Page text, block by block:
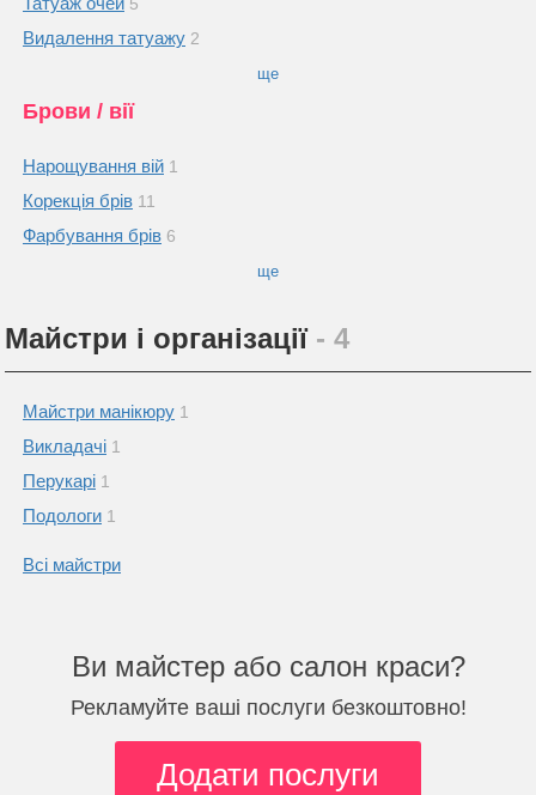
Видалення татуажу 2
ще
Брови / вії
Нарощування вій 1
Корекція брів 11
Фарбування брів 6
ще
Майстри і організації - 4
Майстри манікюру 1
Викладачі 1
Перукарі 1
Подологи 1
Всі майстри
Ви майстер або салон краси?
Рекламуйте ваші послуги безкоштовно!
Додати послуги